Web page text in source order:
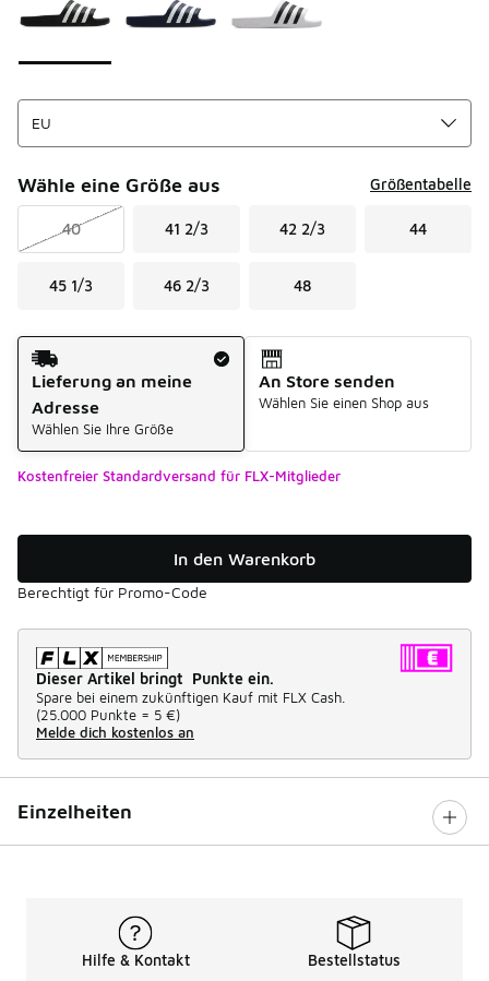
Wähle eine Größe aus Größentabelle
40 41 2/3 42 2/3 44
45 1/3 46 2/3 48
Versandart
Lieferung an meine
Adresse
Wählen Sie Ihre Größe
An Store senden
Wählen Sie einen Shop aus
Kostenfreier Standardversand für FLX-Mitglieder
In den Warenkorb
Berechtigt für Promo-Code
Dieser Artikel bringt Punkte ein.
Spare bei einem zukünftigen Kauf mit FLX Cash.
(25.000 Punkte = 5 €)
Melde dich kostenlos an
Einzelheiten
Hilfe & Kontakt Bestellstatus